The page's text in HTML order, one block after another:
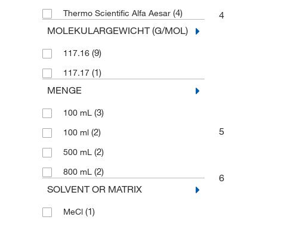
Thermo Scientific Alfa Aesar (4)
MOLEKULARGEWICHT (G/MOL)
117.16 (9)
117.17 (1)
MENGE
100 mL (3)
100 ml (2)
500 mL (2)
800 mL (2)
SOLVENT OR MATRIX
MeCl (1)
4
5
6